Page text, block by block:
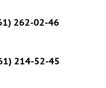
262-02-46
214-52-45